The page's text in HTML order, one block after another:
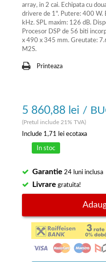
array, in 2 cai. Echipata cu
drivere de 1". Putere: 400 W.
kHz. SPL maxim: 126 dB.
Procesor DSP de 56 biti
x 490 x 345 mm. Greutate:
M2S.
Printeaza
5 860,88 lei /
(Pretul include 21% TVA)
Include 1,71 lei ecotaxa
In stoc
Garantie 24 luni inclusa
Livrare gratuita!